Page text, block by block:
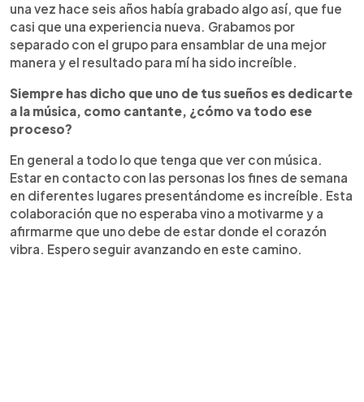
una vez hace seis años había grabado algo así, que fue
casi que una experiencia nueva. Grabamos por
separado con el grupo para ensamblar de una mejor
manera y el resultado para mí ha sido increíble.
Siempre has dicho que uno de tus sueños es dedicarte
a la música, como cantante, ¿cómo va todo ese
proceso?
En general a todo lo que tenga que ver con música.
Estar en contacto con las personas los fines de semana
en diferentes lugares presentándome es increíble. Esta
colaboración que no esperaba vino a motivarme y a
afirmarme que uno debe de estar donde el corazón
vibra. Espero seguir avanzando en este camino.